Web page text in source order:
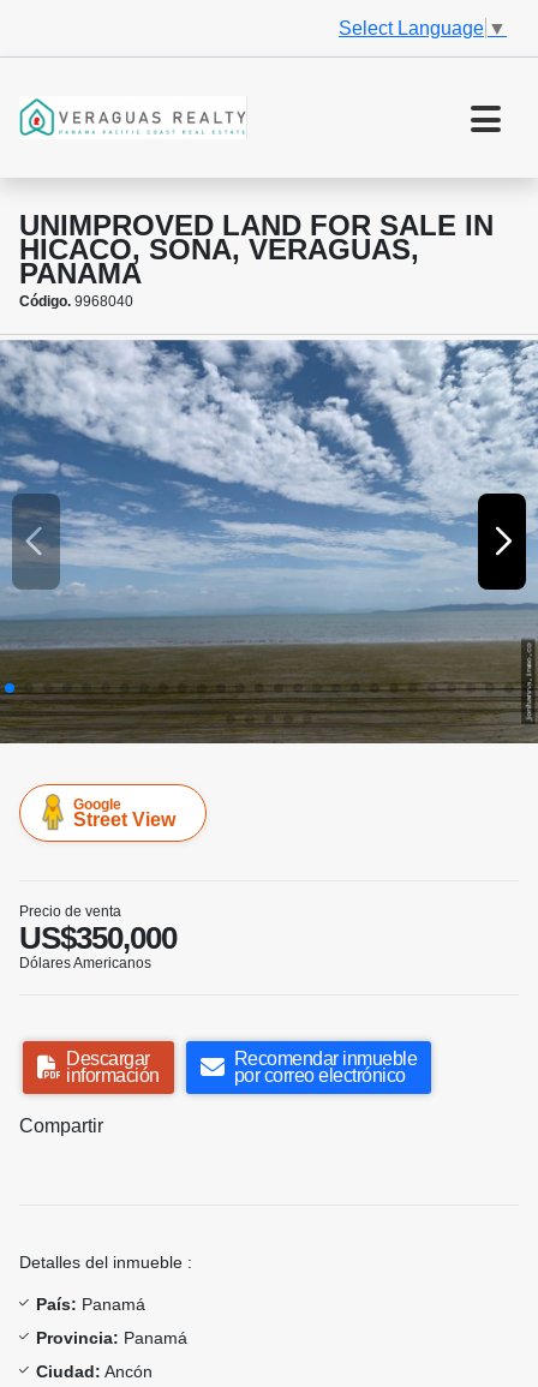
Select Language ▼
UNIMPROVED LAND FOR SALE IN
HICACO, SONA, VERAGUAS,
PANAMA
Código. 9968040
Google
Street View
Precio de venta
US$350,000
Dólares Americanos
Descargar
información
Recomendar inmueble
por correo electrónico
Compartir
Detalles del inmueble :
País: Panamá
Provincia: Panamá
Ciudad: Ancón